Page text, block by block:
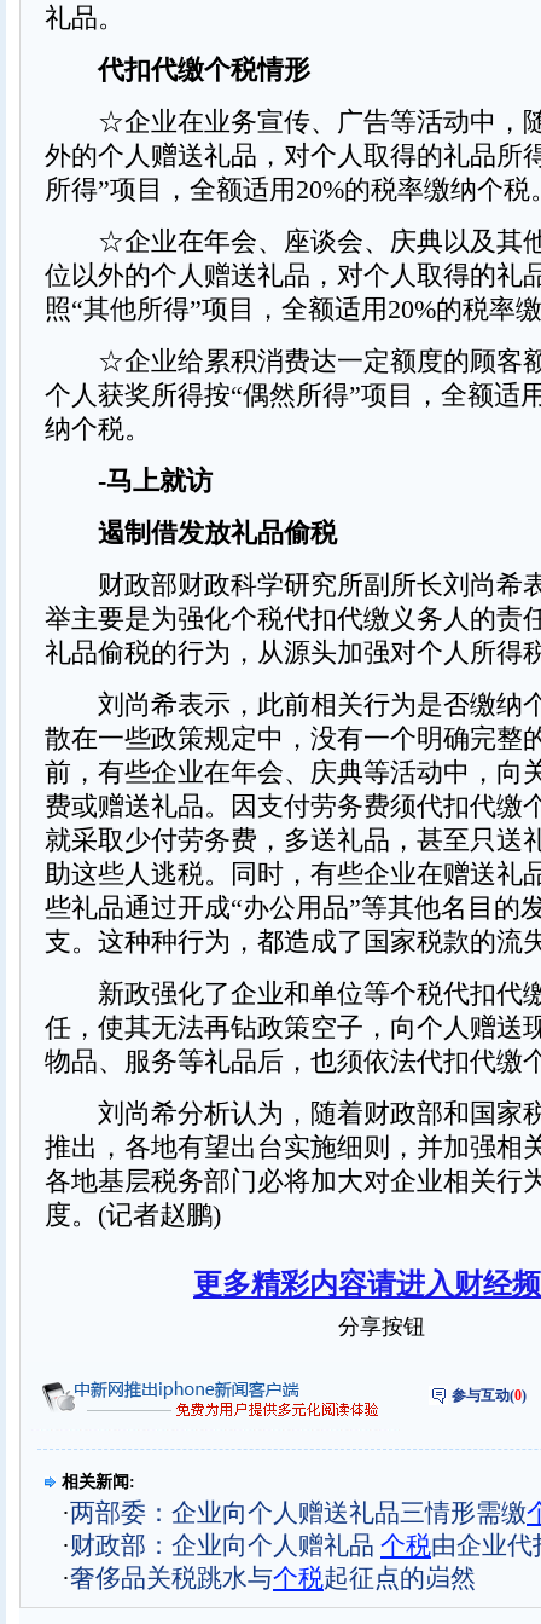
礼品。
代扣代缴个税情形
☆企业在业务宣传、广告等活动中，
外的个人赠送礼品，对个人取得的礼品所
所得”项目，全额适用20%的税率缴纳个税
☆企业在年会、座谈会、庆典以及其
位以外的个人赠送礼品，对个人取得的礼
照“其他所得”项目，全额适用20%的税率
☆企业给累积消费达一定额度的顾客
个人获奖所得按“偶然所得”项目，全额适
纳个税。
-马上就访
遏制借发放礼品偷税
财政部财政科学研究所副所长刘尚希
举主要是为强化个税代扣代缴义务人的责
礼品偷税的行为，从源头加强对个人所得
刘尚希表示，此前相关行为是否缴纳
散在一些政策规定中，没有一个明确完整
前，有些企业在年会、庆典等活动中，向
费或赠送礼品。因支付劳务费须代扣代缴
就采取少付劳务费，多送礼品，甚至只送
助这些人逃税。同时，有些企业在赠送礼
些礼品通过开成“办公用品”等其他名目的
支。这种种行为，都造成了国家税款的流
新政强化了企业和单位等个税代扣代
任，使其无法再钻政策空子，向个人赠送
物品、服务等礼品后，也须依法代扣代缴
刘尚希分析认为，随着财政部和国家
推出，各地有望出台实施细则，并加强相
各地基层税务部门必将加大对企业相关行
度。(记者赵鹏)
更多精彩内容请进入财经
分享按钮
参与互动(0)
相关新闻:
·两部委：企业向个人赠送礼品三情形需缴
·财政部：企业向个人赠礼品 个税由企业代
·奢侈品关税跳水与个税起征点的岿然